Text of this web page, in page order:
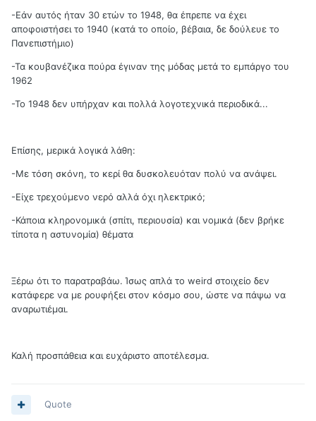
-Εάν αυτός ήταν 30 ετών το 1948, θα έπρεπε να έχει
αποφοιστήσει το 1940 (κατά το οποίο, βέβαια, δε δούλευε το
Πανεπιστήμιο)
-Τα κουβανέζικα πούρα έγιναν της μόδας μετά το εμπάργο του
1962
-Το 1948 δεν υπήρχαν και πολλά λογοτεχνικά περιοδικά...
Επίσης, μερικά λογικά λάθη:
-Με τόση σκόνη, το κερί θα δυσκολευόταν πολύ να ανάψει.
-Είχε τρεχούμενο νερό αλλά όχι ηλεκτρικό;
-Κάποια κληρονομικά (σπίτι, περιουσία) και νομικά (δεν βρήκε
τίποτα η αστυνομία) θέματα
Ξέρω ότι το παρατραβάω. Ίσως απλά το weird στοιχείο δεν
κατάφερε να με ρουφήξει στον κόσμο σου, ώστε να πάψω να
αναρωτιέμαι.
Καλή προσπάθεια και ευχάριστο αποτέλεσμα.
Quote